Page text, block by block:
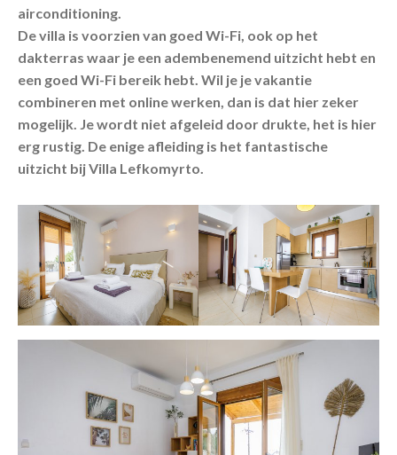
airconditioning.
De villa is voorzien van goed Wi-Fi, ook op het
dakterras waar je een adembenemend uitzicht hebt en
een goed Wi-Fi bereik hebt. Wil je je vakantie
combineren met online werken, dan is dat hier zeker
mogelijk. Je wordt niet afgeleid door drukte, het is hier
erg rustig. De enige afleiding is het fantastische
uitzicht bij Villa Lefkomyrto.